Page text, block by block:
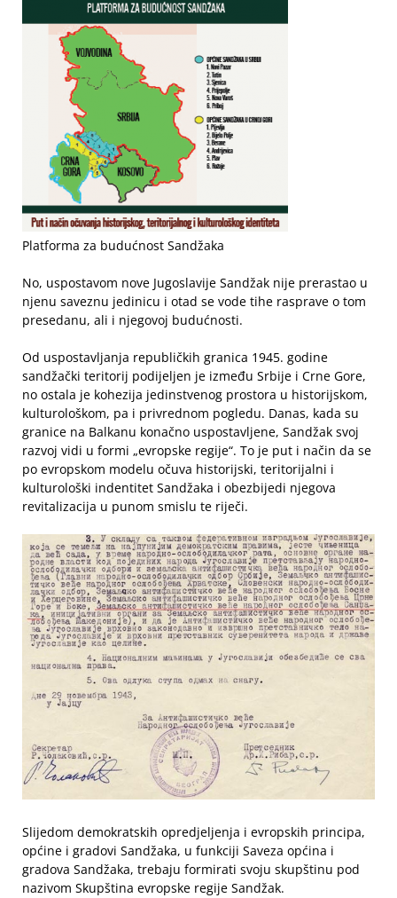
Platforma za budućnost Sandžaka
No, uspostavom nove Jugoslavije Sandžak nije prerastao u
njenu saveznu jedinicu i otad se vode tihe rasprave o tom
presedanu, ali i njegovoj budućnosti.
Od uspostavljanja republičkih granica 1945. godine
sandžački teritorij podijeljen je između Srbije i Crne Gore,
no ostala je kohezija jedinstvenog prostora u historijskom,
kulturološkom, pa i privrednom pogledu. Danas, kada su
granice na Balkanu konačno uspostavljene, Sandžak svoj
razvoj vidi u formi „evropske regije“. To je put i način da se
po evropskom modelu očuva historijski, teritorijalni i
kulturološki indentitet Sandžaka i obezbijedi njegova
revitalizacija u punom smislu te riječi.
Slijedom demokratskih opredjeljenja i evropskih principa,
općine i gradovi Sandžaka, u funkciji Saveza općina i
gradova Sandžaka, trebaju formirati svoju skupštinu pod
nazivom Skupština evropske regije Sandžak.